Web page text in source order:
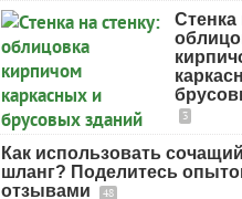
Стенка
3
Как использовать
шланг? Поделитесь
отзывами
48